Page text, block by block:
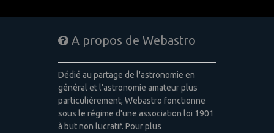
A propos de Webastro
Dédié au partage de l'astronomie en
général et l'astronomie amateur plus
particulièrement, Webastro fonctionne
sous le régime d'une association loi 1901
à but non lucratif. Pour plus